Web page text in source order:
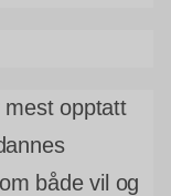
mest opptatt
både vil og